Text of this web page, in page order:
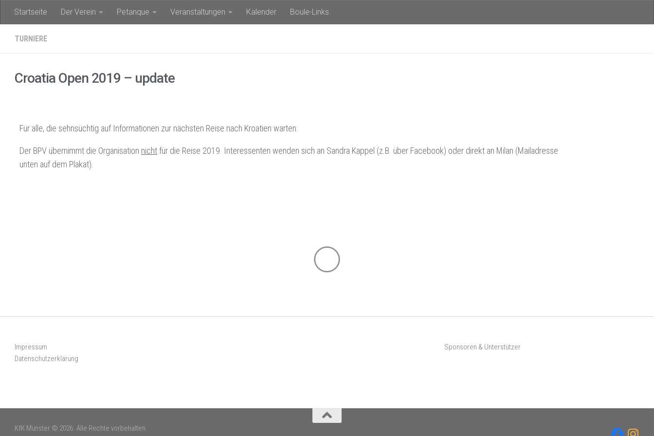
Unter dem Inhalt
Startseite Der Verein Petanque Veranstaltungen Kalender Boule-Links
TURNIERE
Croatia Open 2019 – update
Für alle, die sehnsüchtig auf Informationen zur nächsten Reise nach Kroatien warten:
Der BPV übernimmt die Organisation nichtfür die Reise 2019. Interessenten wenden sich an Sandra Kappel (z.B. über Facebook) oder direkt an Milan (Mailadresse
unten auf dem Plakat).
Impressum
Datenschutzerklärung
Sponsoren & Unterstützer
KfK Münster © 2026. Alle Rechte vorbehalten.